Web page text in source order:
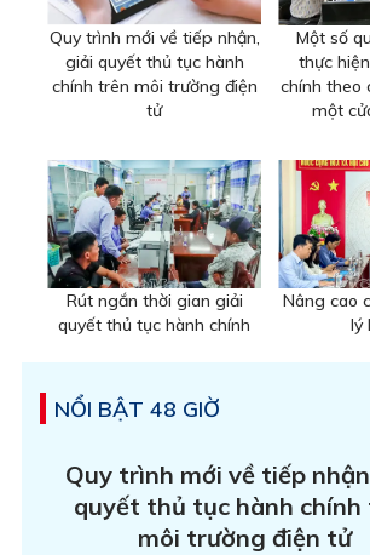
Quy trình mới về tiếp nhận,
giải quyết thủ tục hành
chính trên môi trường điện
tử
Một số
thực
chính theo
một
Rút ngắn thời gian giải
quyết thủ tục hành chính
Nâng cao
lý
NỔI BẬT 48 GIỜ
Quy trình mới về tiếp
quyết thủ tục hành chính
môi trường điện tử